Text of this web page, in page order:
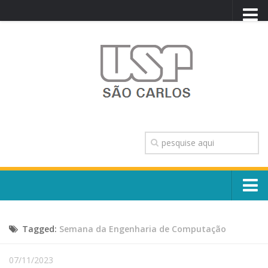
TRANSPARÊNCIA
OUVIDORIA
CONTATO
Escola, Institutos e Órgãos
Núcleos e Comissões
Tagged: Semana da Engenharia de Computação
07/11/2023